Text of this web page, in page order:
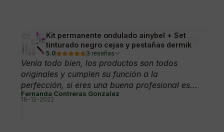
Kit permanente ondulado ainybel + Set
tinturado negro cejas y pestañas dermik
5.0 3 reseñas
Venía todo bien, los productos son todos
originales y cumplen su función a la
perfección, si eres una buena profesional es...
Fernanda Contreras Gonzalez
18-12-2022